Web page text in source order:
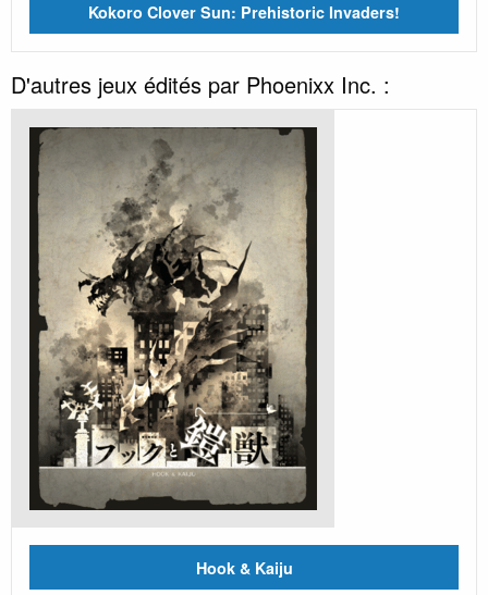
Kokoro Clover Sun: Prehistoric Invaders!
D'autres jeux édités par Phoenixx Inc. :
Hook & Kaiju